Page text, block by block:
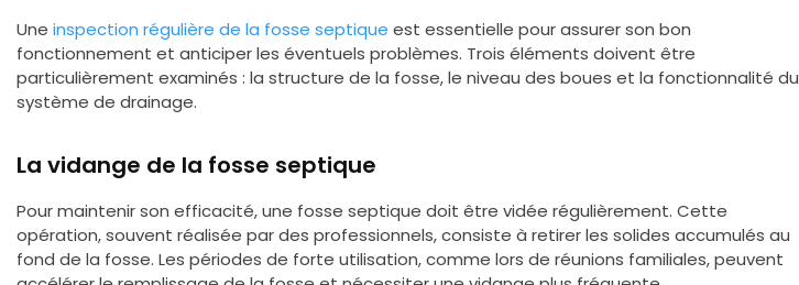
Une inspection régulière de la fosse septique est essentielle pour assurer son bon
fonctionnement et anticiper les éventuels problèmes. Trois éléments doivent être
particulièrement examinés : la structure de la fosse, le niveau des boues et la fonctionnalité du
système de drainage.
La vidange de la fosse septique
Pour maintenir son efficacité, une fosse septique doit être vidée régulièrement. Cette
opération, souvent réalisée par des professionnels, consiste à retirer les solides accumulés au
fond de la fosse. Les périodes de forte utilisation, comme lors de réunions familiales, peuvent